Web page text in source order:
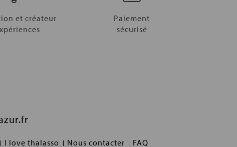
et créateur
Paiement
sécurisé
I love thalasso Nous contacter FAQ